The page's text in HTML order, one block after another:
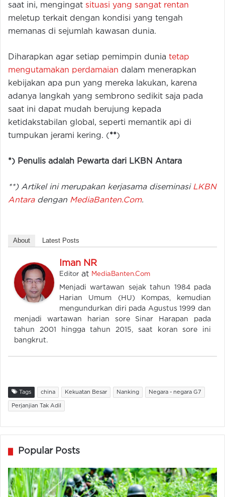
saat ini, mengingat situasi yang sangat rentan
meletup terkait dengan kondisi yang tengah
memanas di sejumlah kawasan dunia.
Diharapkan agar setiap pemimpin dunia tetap
mengutamakan perdamaian dalam menerapkan
kebijakan apa pun yang mereka lakukan, karena
adanya langkah yang sembrono sedikit saja pada
saat ini dapat mudah berujung kepada
ketidakstabilan global, seperti memantik api di
tumpukan jerami kering. (**)
*) Penulis adalah Pewarta dari LKBN Antara
**) Artikel ini merupakan kerjasama diseminasi LKBN
Antaradengan MediaBanten.Com.
About Latest Posts
Iman NR
Editor at MediaBanten.Com
Menjadi wartawan sejak tahun 1984 pada
Harian Umum (HU) Kompas, kemudian
mengundurkan diri pada Agustus 1999 dan
menjadi wartawan harian sore Sinar Harapan pada
tahun 2001 hingga tahun 2015, saat koran sore ini
bangkrut.
Tags china Kekuatan Besar Nanking Negara - negara G7
Perjanjian Tak Adil
Popular Posts